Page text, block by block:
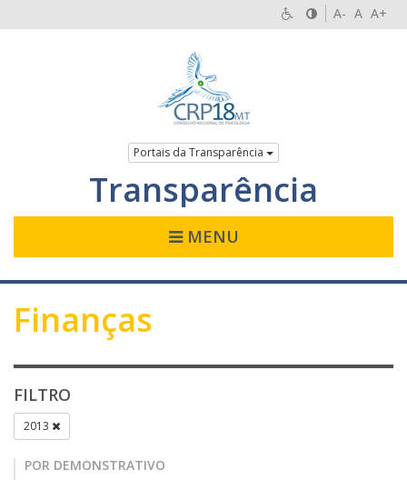
A- A A+
Portais da Transparência
Transparência
MENU
Finanças
FILTRO
2013
POR DEMONSTRATIVO